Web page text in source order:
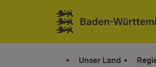
Zum Inhalt springen
Link zur Startseite
Unser Land